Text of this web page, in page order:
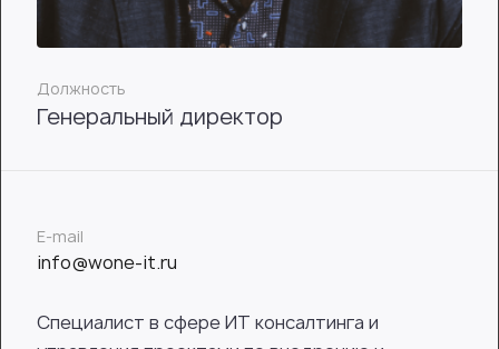
Должность
Генеральный директор
E-mail
info@wone-it.ru
Специалист в сфере ИТ консалтинга и